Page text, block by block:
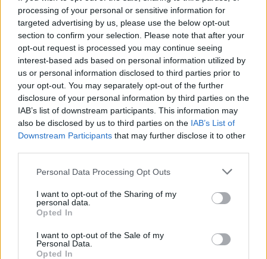
processing of your personal or sensitive information for
targeted advertising by us, please use the below opt-out
section to confirm your selection. Please note that after your
opt-out request is processed you may continue seeing
interest-based ads based on personal information utilized by
us or personal information disclosed to third parties prior to
your opt-out. You may separately opt-out of the further
disclosure of your personal information by third parties on the
IAB’s list of downstream participants. This information may
also be disclosed by us to third parties on the IAB’s List of
Downstream Participants that may further disclose it to other
Personal Data Processing Opt Outs
I want to opt-out of the Sharing of my
personal data.
Opted In
I want to opt-out of the Sale of my
Personal Data.
Opted In
είναι τα σωστά
σημεία για να το
εφαρμόσεις & να
sunkissed εφέ
μακιγιάζ που
ταιριάζουν σε όλες
πόλη και το νησί